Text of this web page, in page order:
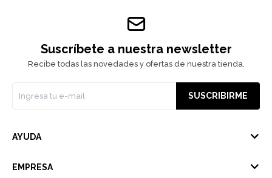
Suscríbete a nuestra newsletter
Recibe todas las novedades y ofertas de nuestra tienda.
SUSCRIBIRME
AYUDA
EMPRESA